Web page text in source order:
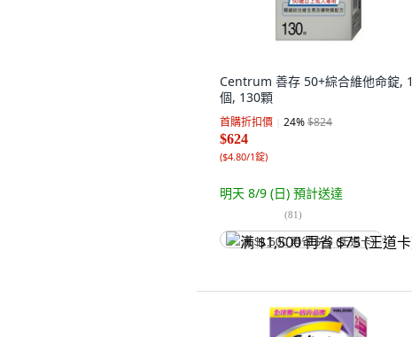
Centrum 善存 50+綜合維他命錠, 1
個, 130顆
首購折扣價 24%$824
$624
($4.80/1錠)
明天 8/9 (日) 預計送達
(81)
满 $1,500 再省 $75 (王道卡)